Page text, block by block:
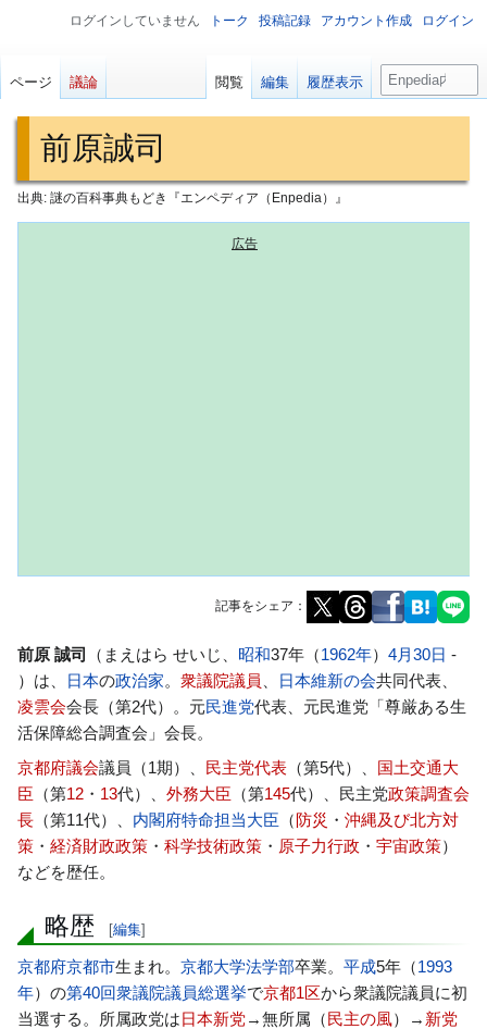
前原誠司
出典: 謎の百科事典もどき『エンペディア（Enpedia）』
記事をシェア：
ナ
ビ
ゲ
ー
シ
ョ
ン
に
移
検
索
に
移
動
前原 誠司 （まえはら せいじ、 昭和37年（1962年） 4月30日 -
）は、
日本の政治家。 衆議院議員 日本維新の会共同代表、
凌雲会会長（第2代）。元民進党代表、元民進党「尊厳ある生
活保障総合調査会」会長。
京都府議会議員（1期）、 民主党代表 （第5代）、 国土交通大
臣 （第12 ・ 13代）、 外務大臣 （第145代）、民主党政策調査会
長 （第11代）、 内閣府特命担当大臣 （防災 ・ 沖縄及び北方対
策 ・ 経済財政政策 ・ 科学技術政策 ・ 原子力行政 ・ 宇宙政策）
などを歴任。
略歴 [編集]
京都府京都市生まれ。 京都大学法学部卒業。 平成5年（1993
年）の第40回衆議院議員総選挙で京都1区から衆議院議員に初
当選する。所属政党は日本新党→無所属（民主の風）→ 新党
ログインしていません トーク 投稿記録 アカウント作成 ログイン
ページ 議論 閲覧 編集 履歴表示
検
索